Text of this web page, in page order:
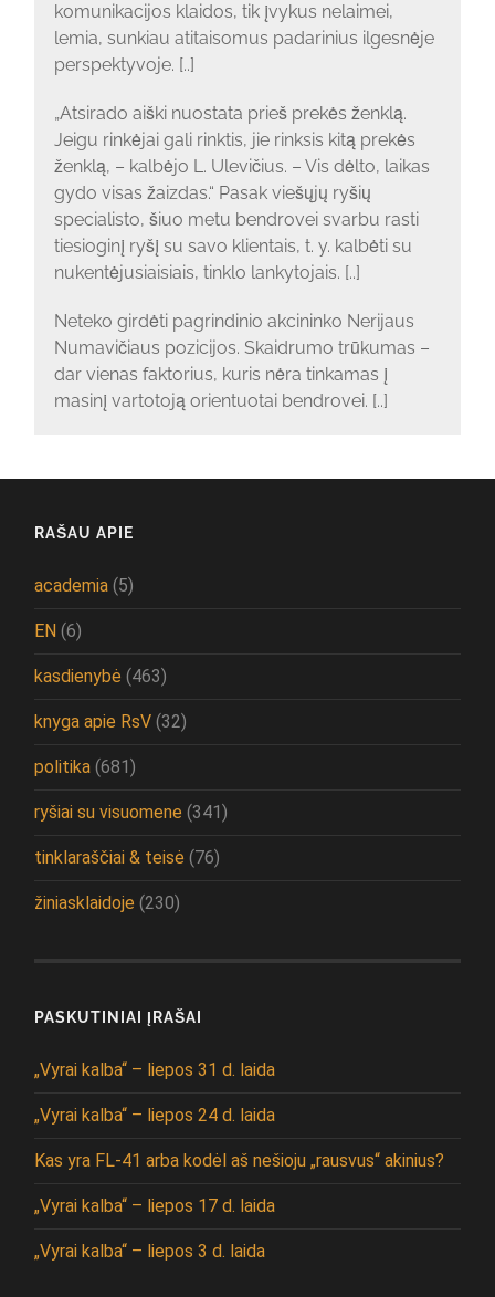
komunikacijos klaidos, tik įvykus nelaimei,
lemia, sunkiau atitaisomus padarinius ilgesnėje
perspektyvoje. [..]
„Atsirado aiški nuostata prieš prekės ženklą.
Jeigu rinkėjai gali rinktis, jie rinksis kitą prekės
ženklą, – kalbėjo L. Ulevičius. – Vis dėlto, laikas
gydo visas žaizdas.“ Pasak viešųjų ryšių
specialisto, šiuo metu bendrovei svarbu rasti
tiesioginį ryšį su savo klientais, t. y. kalbėti su
nukentėjusiaisiais, tinklo lankytojais. [..]
Neteko girdėti pagrindinio akcininko Nerijaus
Numavičiaus pozicijos. Skaidrumo trūkumas –
dar vienas faktorius, kuris nėra tinkamas į
masinį vartotoją orientuotai bendrovei. [..]
RAŠAU APIE
academia (5)
EN (6)
kasdienybė (463)
knyga apie RsV (32)
politika (681)
ryšiai su visuomene (341)
tinklaraščiai & teisė (76)
žiniasklaidoje (230)
PASKUTINIAI ĮRAŠAI
„Vyrai kalba“ – liepos 31 d. laida
„Vyrai kalba“ – liepos 24 d. laida
Kas yra FL-41 arba kodėl aš nešioju „rausvus“ akinius?
„Vyrai kalba“ – liepos 17 d. laida
„Vyrai kalba“ – liepos 3 d. laida